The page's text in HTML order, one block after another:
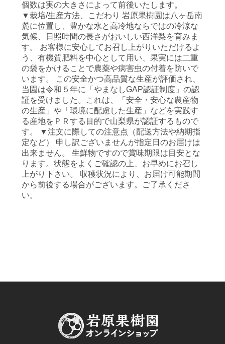
個数は実の大きさによって前後いたします。
▼栽培/生産方法、こだわり 岩原果樹園は八ヶ岳南
麓に位置し、豊かな水と高冷地ならではの冷涼な
気候、日照時間の長さがおいしい西洋梨を育みま
す。 お客様に安心してお召し上がりいただけるよ
う、有機質肥料を中心として用い、果実には二重
の袋をかけることで農薬や病害虫の付着を防いで
います。 この安全かつ高品質な生産が評価され、
当園は令和５年に「やまなしGAP認証制度」の認
証を受けました。これは、「安全・安心な農産物
の生産」や「環境に配慮した生産」などを実践す
る産地をＰＲする目的で山梨県が認証するもので
す。 ▼注文に際しての注意点（配送方法や納期指
定など） 申し訳ございませんが指定日のお届けは
出来ません。 生鮮物ですので賞味期限は目安とな
ります。状態をよくご確認の上、お早めにお召し
上がり下さい。 収穫状況により、お届け可能期間
から前後する場合がございます。ご了承くださ
い。